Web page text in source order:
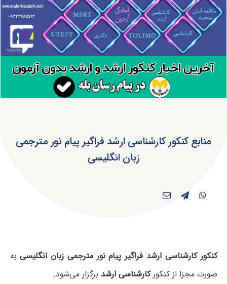
منابع کنکور کارشناسی ارشد فراگیر پیام نور مترجمی
زبان انگلیسی
کنکور کارشناسی ارشد فراگیر پیام نور مترجمی زبان انگلیسیبه
صورت مجزا از کنکورکارشناسی ارشد برگزار می‌شود.